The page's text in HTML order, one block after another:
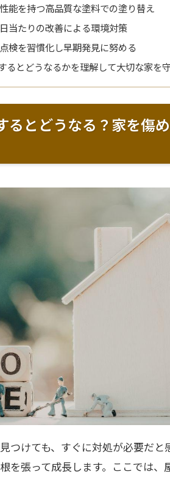
能を持つ高品質な塗料での塗り替え
当たりの改善による環境対策
検を習慣化し早期発見に努める
るとどうなるかを理解して大切な家を
るとどうなる？家を傷
つけても、すぐに対処が必要だと
を張って成長します。ここでは、